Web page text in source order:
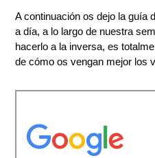
A continuación os dejo la guía
a día, a lo largo de nuestra
hacerlo a la inversa, es
de cómo os vengan mejor los